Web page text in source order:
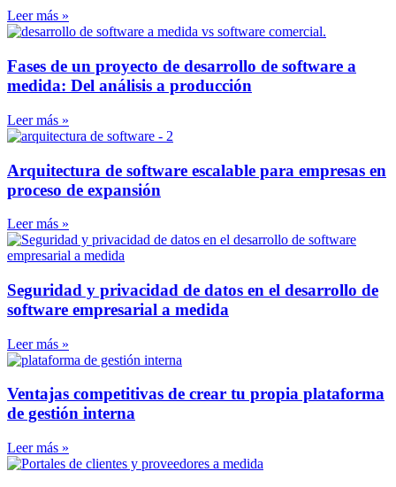
Leer más »
Fases de un proyecto de desarrollo de software a
medida: Del análisis a producción
Leer más »
Arquitectura de software escalable para empresas en
proceso de expansión
Leer más »
Seguridad y privacidad de datos en el desarrollo de
software empresarial a medida
Leer más »
Ventajas competitivas de crear tu propia plataforma
de gestión interna
Leer más »